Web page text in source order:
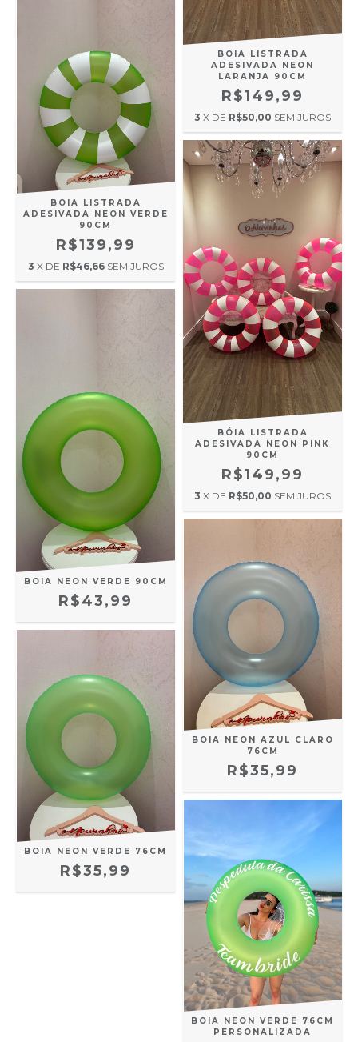
BOIA LISTRADA
ADESIVADA NEON
LARANJA 90CM
R$149,99
3 X DE R$50,00 SEM JUROS
BOIA LISTRADA
ADESIVADA NEON VERDE
90CM
R$139,99
3 X DE R$46,66 SEM JUROS
BÓIA LISTRADA
ADESIVADA NEON PINK
90CM
R$149,99
3 X DE R$50,00 SEM JUROS
BOIA NEON VERDE 90CM
R$43,99
BOIA NEON AZUL CLARO
76CM
R$35,99
BOIA NEON VERDE 76CM
R$35,99
BOIA NEON VERDE 76CM
PERSONALIZADA